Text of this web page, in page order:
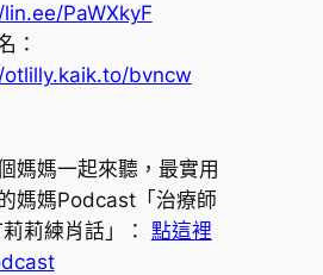
PaWXkyF
：
bvncw
媽媽一起來聽，最實用
媽媽Podcast「治療師
莉練肖話」： 點這裡